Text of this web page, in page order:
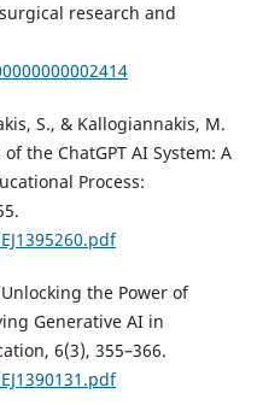
research and
S., & Kallogiannakis, M.
the ChatGPT AI System: A
Process:
Unlocking the Power of
Generative AI in
6(3), 355–366.